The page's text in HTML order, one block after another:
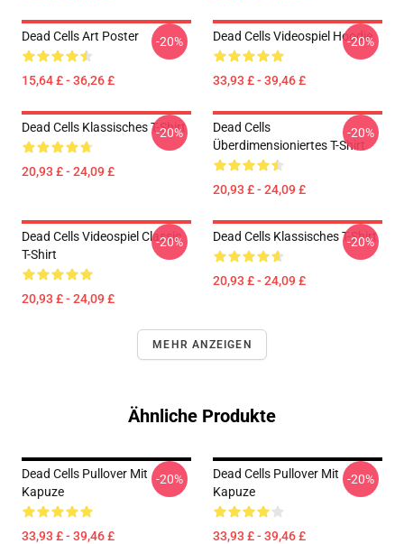
Dead Cells Art Poster
15,64 £ - 36,26 £
-20% Dead Cells Videospiel Hoodie
33,93 £ - 39,46 £
-20%
Dead Cells Klassisches T-Shirt
20,93 £ - 24,09 £
-20%
Dead Cells
Überdimensioniertes T-Shirt
20,93 £ - 24,09 £
-20%
Dead Cells Videospiel Classic
T-Shirt
20,93 £ - 24,09 £
-20% Dead Cells Klassisches T-Shirt
20,93 £ - 24,09 £
-20%
MEHR ANZEIGEN
Ähnliche Produkte
Dead Cells Pullover Mit
Kapuze
33,93 £ - 39,46 £
-20%
Dead Cells Pullover Mit
Kapuze
33,93 £ - 39,46 £
-20%